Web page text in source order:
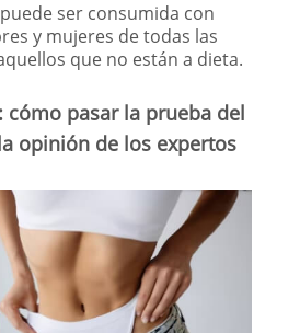
ser consumida con
y mujeres de todas las
que no están a dieta.
cómo pasar la prueba del
opinión de los expertos